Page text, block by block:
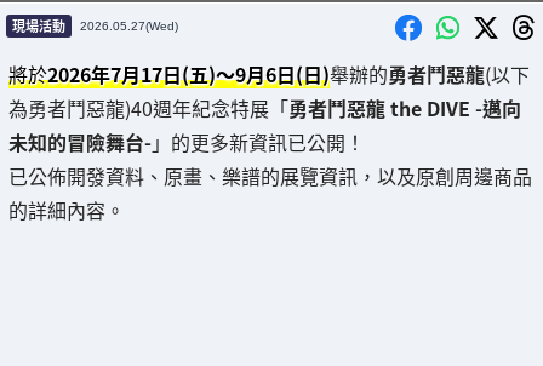
現場活動 2026.05.27(Wed)
將於2026年7月17日(五)～9月6日(日)舉辦的勇者鬥惡龍(以下
為勇者鬥惡龍)40週年紀念特展「勇者鬥惡龍 the DIVE -邁向
未知的冒險舞台-」的更多新資訊已公開！
已公佈開發資料、原畫、樂譜的展覽資訊，以及原創周邊商品
的詳細內容。